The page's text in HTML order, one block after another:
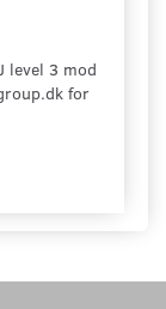
level 3 mod
for